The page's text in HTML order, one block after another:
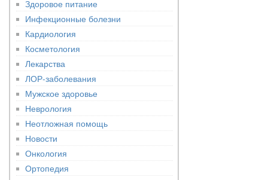
Здоровое питание
Инфекционные болезни
Кардиология
Косметология
Лекарства
ЛОР-заболевания
Мужское здоровье
Неврология
Неотложная помощь
Новости
Онкология
Ортопедия